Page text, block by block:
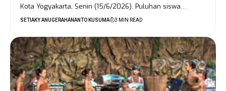
Kota Yogyakarta, Senin (15/6/2026). Puluhan siswa…
SETIAKY ANUGERAHANANTO KUSUMA 3 MIN READ